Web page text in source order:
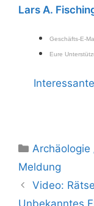
Lars A.
Geschäfts-E-
Eure
Kategorien
Meldung
Video: